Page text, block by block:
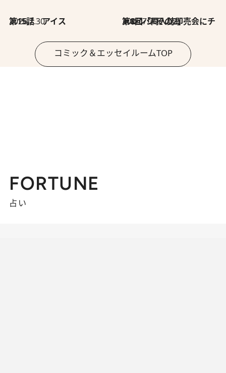
2026.7.30
第15話 アイス 2026.7.30
第8回「同人誌即売会にチャレンジ その2」
コミック＆エッセイルームTOP
FORTUNE
占い